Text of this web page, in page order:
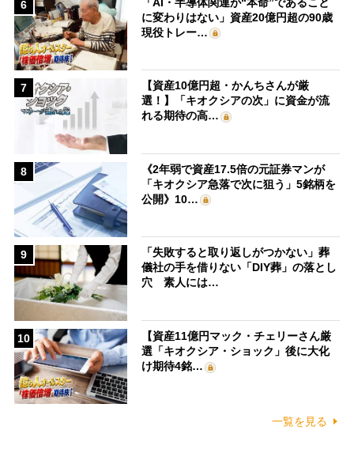
6
に変わりはない」資産20億円超の90歳
現役トレー…
7
【資産10億円超・かんちさんが厳
選！】「キオクシアの次」に資金が流
れる期待の高…
8
《2年弱で資産17.5倍の元証券マンが
「キオクシア急落で次に狙う」5銘柄を
公開》10…
9
「失敗すると取り返しがつかない」葬
儀社の手を借りない「DIY葬」の落とし
穴 素人には…
10
【資産11億円マック・チェリーさん厳
選「キオクシア・ショック」後に大化
け期待4銘…
一覧を見る